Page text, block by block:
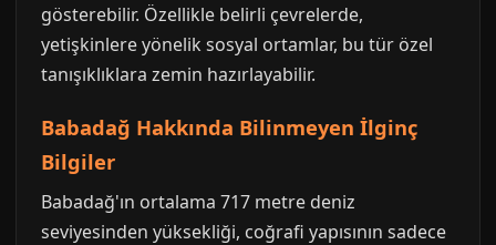
gösterebilir. Özellikle belirli çevrelerde,
yetişkinlere yönelik sosyal ortamlar, bu tür özel
tanışıklıklara zemin hazırlayabilir.
Babadağ Hakkında Bilinmeyen İlginç
Bilgiler
Babadağ'ın ortalama 717 metre deniz
seviyesinden yüksekliği, coğrafi yapısının sadece